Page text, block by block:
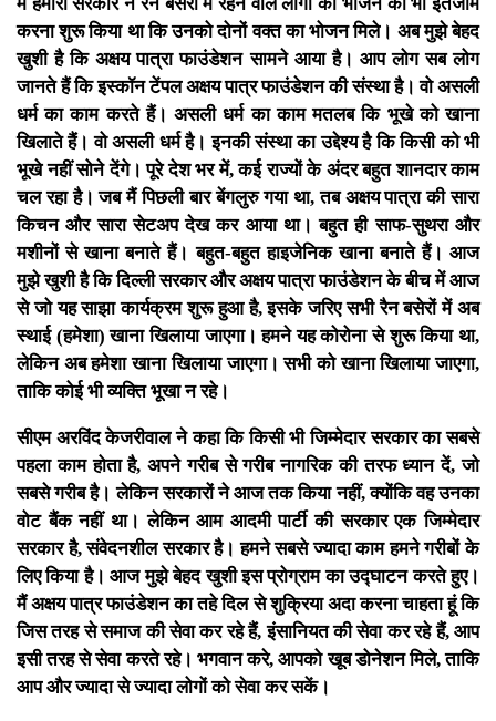
करना शुरू किया था कि उनको दोनों वक्त का भोजन मिले। अब मुझे बेहद
खुशी है कि अक्षय पात्रा फाउंडेशन सामने आया है। आप लोग सब लोग
जानते हैं कि इस्कॉन टेंपल अक्षय पात्र फाउंडेशन की संस्था है। वो असली
धर्म का काम करते हैं। असली धर्म का काम मतलब कि भूखे को खाना
खिलाते हैं। वो असली धर्म है। इनकी संस्था का उद्देश्य है कि किसी को भी
भूखे नहीं सोने देंगे। पूरे देश भर में, कई राज्यों के अंदर बहुत शानदार काम
चल रहा है। जब मैं पिछली बार बेंगलुरु गया था, तब अक्षय पात्रा की सारा
किचन और सारा सेटअप देख कर आया था। बहुत ही साफ-सुथरा और
मशीनों से खाना बनाते हैं। बहुत-बहुत हाइजेनिक खाना बनाते हैं। आज
मुझे खुशी है कि दिल्ली सरकार और अक्षय पात्रा फाउंडेशन के बीच में आज
से जो यह साझा कार्यक्रम शुरू हुआ है, इसके जरिए सभी रैन बसेरों में अब
स्थाई (हमेशा) खाना खिलाया जाएगा। हमने यह कोरोना से शुरू किया था,
लेकिन अब हमेशा खाना खिलाया जाएगा। सभी को खाना खिलाया जाएगा,
ताकि कोई भी व्यक्ति भूखा न रहे।
सीएम अरविंद केजरीवाल ने कहा कि किसी भी जिम्मेदार सरकार का सबसे
पहला काम होता है, अपने गरीब से गरीब नागरिक की तरफ ध्यान दें, जो
सबसे गरीब है। लेकिन सरकारों ने आज तक किया नहीं, क्योंकि वह उनका
वोट बैंक नहीं था। लेकिन आम आदमी पार्टी की सरकार एक जिम्मेदार
सरकार है, संवेदनशील सरकार है। हमने सबसे ज्यादा काम हमने गरीबों के
लिए किया है। आज मुझे बेहद खुशी इस प्रोग्राम का उद्घाटन करते हुए।
मैं अक्षय पात्र फाउंडेशन का तहे दिल से शुक्रिया अदा करना चाहता हूं कि
जिस तरह से समाज की सेवा कर रहे हैं, इंसानियत की सेवा कर रहे हैं, आप
इसी तरह से सेवा करते रहे। भगवान करे, आपको खूब डोनेशन मिले, ताकि
आप और ज्यादा से ज्यादा लोगों को सेवा कर सकें।